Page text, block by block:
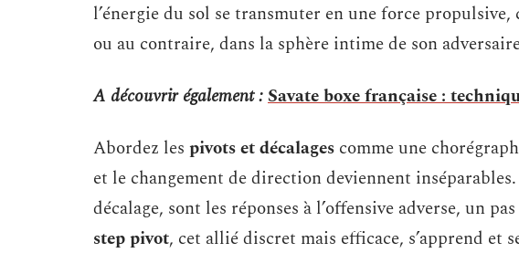
l’énergie du sol se transmuter en une force
ou au contraire, dans la sphère intime de son
A découvrir également :Savate boxe française :
Abordez les pivots et décalages comme une
et le changement de direction deviennent
décalage, sont les réponses à l’offensive adverse, un
step pivot, cet allié discret mais efficace, s’apprend et